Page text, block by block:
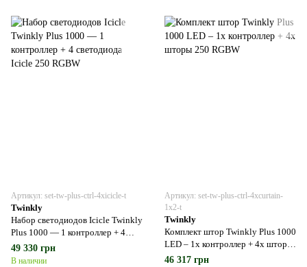
Артикул: set-tw-plus-ctrl-4xicicle-t
Twinkly
Набор светодиодов Icicle Twinkly
Plus 1000 — 1 контроллер + 4
светодиода Icicle 250 RGBW
49 330 грн
В наличии
Артикул: set-tw-plus-ctrl-4xcurtain-
1x2-t
Twinkly
Комплект штор Twinkly Plus 1000
LED – 1x контроллер + 4x шторы
250 RGBW
46 317 грн